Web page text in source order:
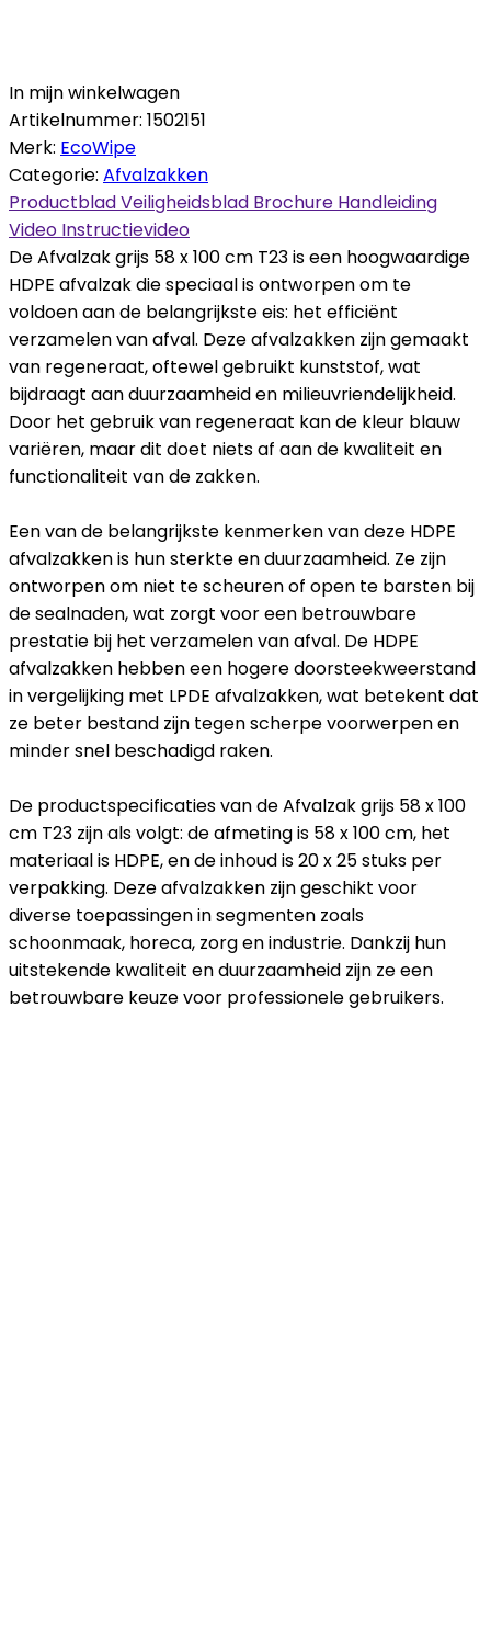
In mijn winkelwagen
Artikelnummer: 1502151
Merk: EcoWipe
Categorie: Afvalzakken
ProductbladVeiligheidsblad Brochure Handleiding
Video Instructievideo
De Afvalzak grijs 58 x 100 cm T23 is een hoogwaardige
HDPE afvalzak die speciaal is ontworpen om te
voldoen aan de belangrijkste eis: het efficiënt
verzamelen van afval. Deze afvalzakken zijn gemaakt
van regeneraat, oftewel gebruikt kunststof, wat
bijdraagt aan duurzaamheid en milieuvriendelijkheid.
Door het gebruik van regeneraat kan de kleur blauw
variëren, maar dit doet niets af aan de kwaliteit en
functionaliteit van de zakken.
Een van de belangrijkste kenmerken van deze HDPE
afvalzakken is hun sterkte en duurzaamheid. Ze zijn
ontworpen om niet te scheuren of open te barsten bij
de sealnaden, wat zorgt voor een betrouwbare
prestatie bij het verzamelen van afval. De HDPE
afvalzakken hebben een hogere doorsteekweerstand
in vergelijking met LPDE afvalzakken, wat betekent dat
ze beter bestand zijn tegen scherpe voorwerpen en
minder snel beschadigd raken.
De productspecificaties van de Afvalzak grijs 58 x 100
cm T23 zijn als volgt: de afmeting is 58 x 100 cm, het
materiaal is HDPE, en de inhoud is 20 x 25 stuks per
verpakking. Deze afvalzakken zijn geschikt voor
diverse toepassingen in segmenten zoals
schoonmaak, horeca, zorg en industrie. Dankzij hun
uitstekende kwaliteit en duurzaamheid zijn ze een
betrouwbare keuze voor professionele gebruikers.